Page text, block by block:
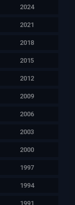
2024
2021
2018
2015
2012
2009
2006
2003
2000
1997
1994
1991